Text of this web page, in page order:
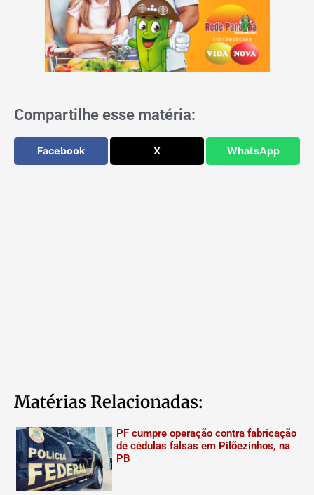
Compartilhe esse matéria:
Facebook X WhatsApp
Matérias Relacionadas:
PF cumpre operação contra fabricação
de cédulas falsas em Pilõezinhos, na
PB